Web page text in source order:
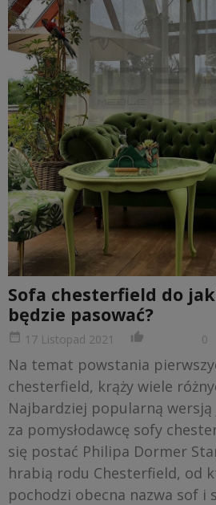
Sofa chesterfield do
będzie pasować?
date_range 17 Listopad 2021 thumb_up_alt 0
Na temat powstania
chesterfield, krąży wiele
Najbardziej popularną
za pomysłodawcę sofy
się postać Philipa Dormer
hrabią rodu Chesterfield, od
pochodzi obecna nazwa sof i